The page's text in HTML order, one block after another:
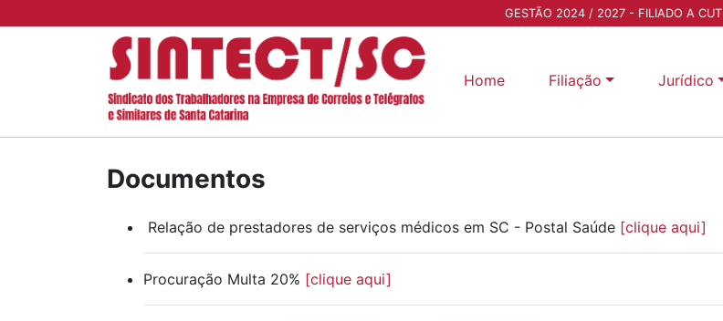
GESTÃO 2024 / 2027 - FILIADO A CUT
Home Filiação Jurídico
Documentos
Relação de prestadores de serviços médicos em SC - Postal Saúde [clique aqui]
Procuração Multa 20% [clique aqui]